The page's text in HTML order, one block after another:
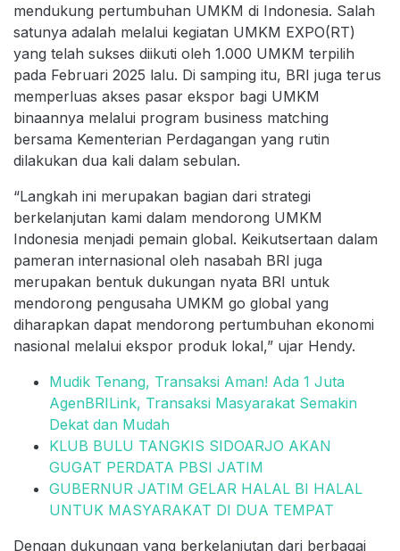
mendukung pertumbuhan UMKM di Indonesia. Salah
satunya adalah melalui kegiatan UMKM EXPO(RT)
yang telah sukses diikuti oleh 1.000 UMKM terpilih
pada Februari 2025 lalu. Di samping itu, BRI juga terus
memperluas akses pasar ekspor bagi UMKM
binaannya melalui program business matching
bersama Kementerian Perdagangan yang rutin
dilakukan dua kali dalam sebulan.
“Langkah ini merupakan bagian dari strategi
berkelanjutan kami dalam mendorong UMKM
Indonesia menjadi pemain global. Keikutsertaan dalam
pameran internasional oleh nasabah BRI juga
merupakan bentuk dukungan nyata BRI untuk
mendorong pengusaha UMKM go global yang
diharapkan dapat mendorong pertumbuhan ekonomi
nasional melalui ekspor produk lokal,” ujar Hendy.
Mudik Tenang, Transaksi Aman! Ada 1 Juta
AgenBRILink, Transaksi Masyarakat Semakin
Dekat dan Mudah
KLUB BULU TANGKIS SIDOARJO AKAN
GUGAT PERDATA PBSI JATIM
GUBERNUR JATIM GELAR HALAL BI HALAL
UNTUK MASYARAKAT DI DUA TEMPAT
Dengan dukungan yang berkelanjutan dari berbagai